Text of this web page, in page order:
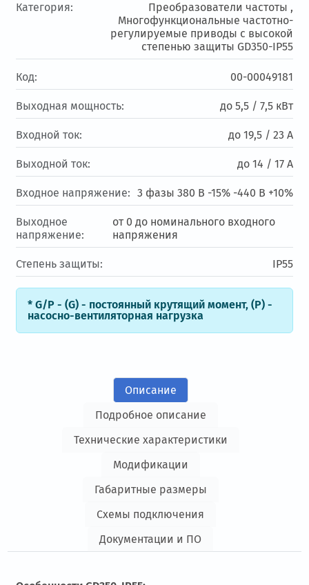
Категория:
Преобразователи частоты ,
Многофункциональные частотно-
регулируемые приводы с высокой
степенью защиты GD350-IP55
Код: 00-00049181
Выходная мощность: до 5,5 / 7,5 кВт
Входной ток: до 19,5 / 23 А
Выходной ток: до 14 / 17 A
Входное напряжение: 3 фазы 380 В -15% -440 В +10%
Выходное
напряжение:
от 0 до номинального входного
напряжения
Степень защиты: IP55
* G/P - (G) - постоянный крутящий момент, (Р) -
насосно-вентиляторная нагрузка
Описание
Подробное описание
Технические характеристики
Модификации
Габаритные размеры
Схемы подключения
Документации и ПО